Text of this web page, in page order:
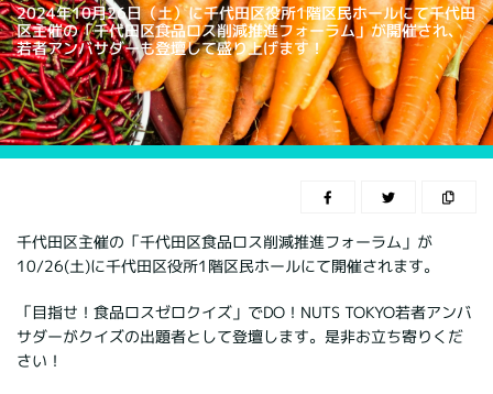
2024年10月26日（土）に千代田区役所1階区民ホールにて千代田
区主催の「千代田区食品ロス削減推進フォーラム」が開催され、
若者アンバサダーも登壇して盛り上げます！
千代田区主催の「千代田区食品ロス削減推進フォーラム」が
10/26(土)に千代田区役所1階区民ホールにて開催されます。
「目指せ！食品ロスゼロクイズ」でDO！NUTS TOKYO若者アンバ
サダーがクイズの出題者として登壇します。是非お立ち寄りくだ
さい！